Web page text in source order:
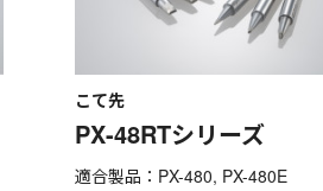
こて先
PX-48RTシリーズ
適合製品：PX-480, PX-480E